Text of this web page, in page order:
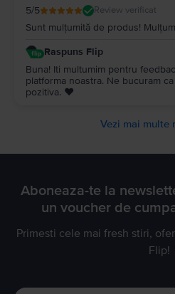
5/5 Review verificat
Sunt mulțumită de produs!
Raspuns Flip
Buna! Iti multumim pentru
platforma noastra. Ne bucuram
pozitiva. ❤️
Vezi mai multe
Aboneaza-te la
un voucher de
Primesti cele mai fresh stiri,
Flip!